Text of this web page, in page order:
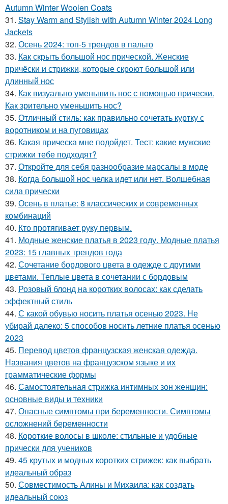
Autumn Winter Woolen Coats
31. Stay Warm and Stylish with Autumn Winter 2024 Long
Jackets
32. Осень 2024: топ-5 трендов в пальто
33. Как скрыть большой нос прической. Женские
причёски и стрижки, которые скроют большой или
длинный нос
34. Как визуально уменьшить нос с помощью прически.
Как зрительно уменьшить нос?
35. Отличный стиль: как правильно сочетать куртку с
воротником и на пуговицах
36. Какая прическа мне подойдет. Тест: какие мужские
стрижки тебе подходят?
37. Откройте для себя разнообразие марсалы в моде
38. Когда большой нос челка идет или нет. Волшебная
сила прически
39. Осень в платье: 8 классических и современных
комбинаций
40. Кто протягивает руку первым.
41. Модные женские платья в 2023 году. Модные платья
2023: 15 главных трендов года
42. Сочетание бордового цвета в одежде с другими
цветами. Теплые цвета в сочетании с бордовым
43. Розовый блонд на коротких волосах: как сделать
эффектный стиль
44. С какой обувью носить платья осенью 2023. Не
убирай далеко: 5 способов носить летние платья осенью
2023
45. Перевод цветов французская женская одежда.
Названия цветов на французском языке и их
грамматические формы
46. Самостоятельная стрижка интимных зон женщин:
основные виды и техники
47. Опасные симптомы при беременности. Симптомы
осложнений беременности
48. Короткие волосы в школе: стильные и удобные
прически для учеников
49. 45 крутых и модных коротких стрижек: как выбрать
идеальный образ
50. Совместимость Алины и Михаила: как создать
идеальный союз